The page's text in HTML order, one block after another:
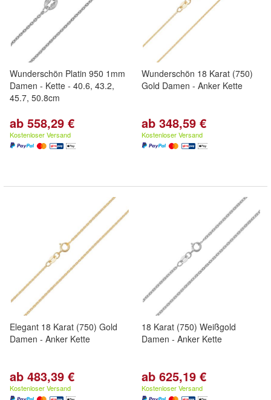
Wunderschön Platin 950 1mm
Damen - Kette - 40.6, 43.2,
45.7, 50.8cm
ab 558,29 €
Kostenloser Versand
Wunderschön 18 Karat (750)
Gold Damen - Anker Kette
ab 348,59 €
Kostenloser Versand
Elegant 18 Karat (750) Gold
Damen - Anker Kette
ab 483,39 €
Kostenloser Versand
18 Karat (750) Weißgold
Damen - Anker Kette
ab 625,19 €
Kostenloser Versand